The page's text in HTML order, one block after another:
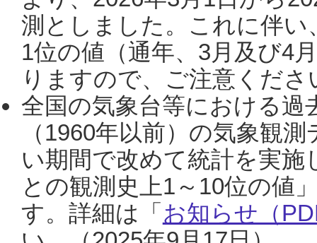
測としました。これに伴い
1位の値（通年、3月及び4
りますので、ご注意くだ
全国の気象台等における過
（1960年以前）の気象観
い期間で改めて統計を実
との観測史上1～10位の値
す。詳細は「 お知らせ（